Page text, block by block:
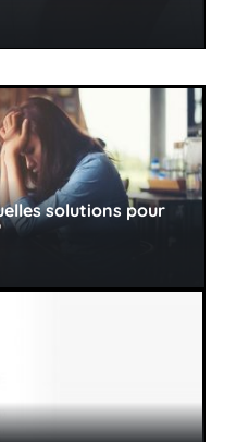
solutions pour